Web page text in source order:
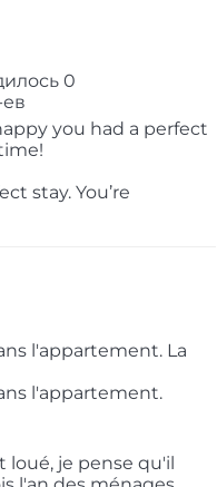
0
you had a perfect
stay. You’re
l'appartement. La
l'appartement.
loué, je pense qu'il